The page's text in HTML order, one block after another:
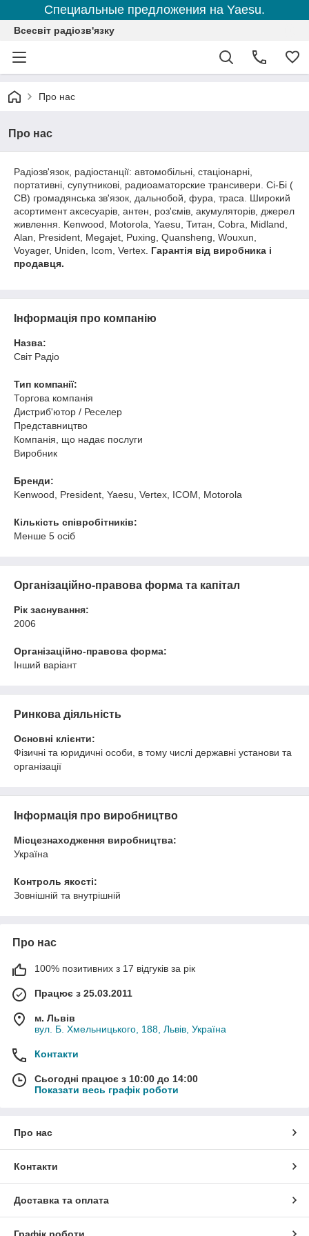
Специальные предложения на Yaesu.
Всесвіт радіозв'язку
Про нас
Про нас
Радіозв'язок, радіостанції: автомобільні, стаціонарні,
портативні, супутникові, радиоаматорские трансивери. Сі-Бі (
CB) громадянська зв'язок, дальнобой, фура, траса. Широкий
асортимент аксесуарів, антен, роз'ємів, акумуляторів, джерел
живлення. Kenwood, Motorola, Yaesu, Титан, Cobra, Midland,
Alan, President, Megajet, Puxing, Quansheng, Wouxun,
Voyager, Uniden, Icom, Vertex. Гарантія від виробника і
продавця.
Інформація про компанію
Назва:
Світ Радіо
Тип компанії:
Торгова компанія
Дистриб'ютор / Реселер
Представництво
Компанія, що надає послуги
Виробник
Бренди:
Kenwood, President, Yaesu, Vertex, ICOM, Motorola
Кількість співробітників:
Менше 5 осіб
Організаційно-правова форма та капітал
Рік заснування:
2006
Організаційно-правова форма:
Інший варіант
Ринкова діяльність
Основні клієнти:
Фізичні та юридичні особи, в тому числі державні установи та
організації
Інформація про виробництво
Місцезнаходження виробництва:
Україна
Контроль якості:
Зовнішній та внутрішній
Про нас
100% позитивних з 17 відгуків за рік
Працює з 25.03.2011
м. Львів
вул. Б. Хмельницького, 188, Львів, Україна
Контакти
Сьогодні працює з 10:00 до 14:00
Показати весь графік роботи
Про нас
Контакти
Доставка та оплата